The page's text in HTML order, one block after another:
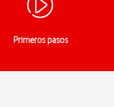
Primeros pasos